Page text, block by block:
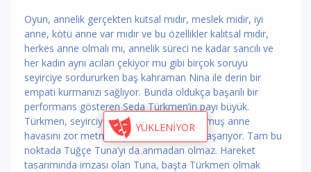
YÜKLENİYOR
Oyun, annelik gerçekten kutsal mıdır, meslek midir, iyi
anne, kötü anne var mıdır ve bu özellikler kalıtsal mıdır,
herkes anne olmalı mı, annelik süreci ne kadar sancılı ve
her kadın aynı acıları çekiyor mu gibi birçok soruyu
seyirciye sordururken baş kahraman Nina ile derin bir
empati kurmanızı sağlıyor. Bunda oldukça başarılı bir
performans gösteren Seda Türkmen’in payı büyük.
Türkmen, seyirciye gerçekten yeni doğurmuş anne
havasını zor metne rağmen yansıtmayı başarıyor. Tam bu
noktada Tuğçe Tuna’yı da anmadan olmaz. Hareket
tasarımında imzası olan Tuna, başta Türkmen olmak